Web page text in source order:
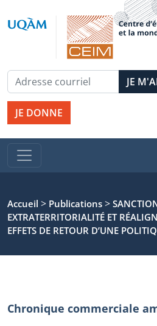
JE DONNE
Accueil > Publications >
EXTRATERRITORIALITÉ ET
EFFETS DE RETOUR D’UNE
Chronique commerciale